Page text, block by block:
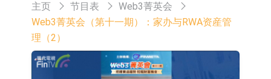
团(02215.HK)跌35.71%
统工程股权(02902.HK)涨+218.75%，
地纬智能：暂未开展对外的语料商业
PCB、电子元器件等电子及机械产业
工信部：鼓励民爆企业依法依规实施
主页 节目表
Web3菁英会
Web3菁英会（第十一期）：家办与RWA资産管
理（2）